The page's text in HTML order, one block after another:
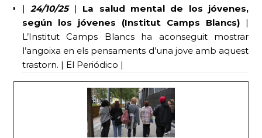
|24/10/25| La salud mental de los jóvenes,
según los jóvenes (Institut Camps Blancs) |
L’Institut Camps Blancs ha aconseguit mostrar
l’angoixa en els pensaments d’una jove amb aquest
trastorn. | El Periódico |